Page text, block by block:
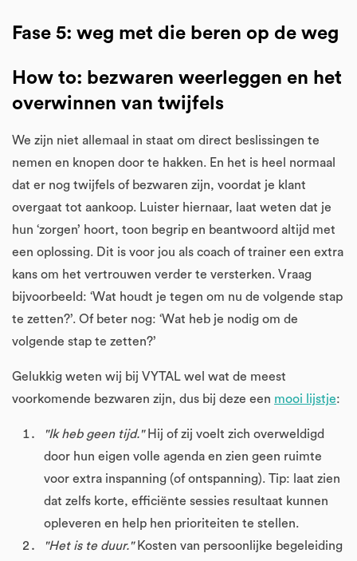
Fase 5: weg met die beren op de weg
How to: bezwaren weerleggen en het
overwinnen van twijfels
We zijn niet allemaal in staat om direct beslissingen te
nemen en knopen door te hakken. En het is heel normaal
dat er nog twijfels of bezwaren zijn, voordat je klant
overgaat tot aankoop. Luister hiernaar, laat weten dat je
hun ‘zorgen’ hoort, toon begrip en beantwoord altijd met
een oplossing. Dit is voor jou als coach of trainer een extra
kans om het vertrouwen verder te versterken. Vraag
bijvoorbeeld: ‘Wat houdt je tegen om nu de volgende stap
te zetten?’. Of beter nog: ‘Wat heb je nodig om de
volgende stap te zetten?’
Gelukkig weten wij bij VYTAL wel wat de meest
voorkomende bezwaren zijn, dus bij deze een mooi lijstje:
"Ik heb geen tijd." Hij of zij voelt zich overweldigd
door hun eigen volle agenda en zien geen ruimte
voor extra inspanning (of ontspanning). Tip: laat zien
dat zelfs korte, efficiënte sessies resultaat kunnen
opleveren en help hen prioriteiten te stellen.
"Het is te duur."Kosten van persoonlijke begeleiding